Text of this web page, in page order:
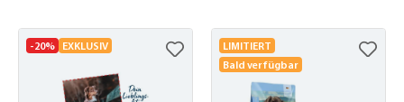
-20% EXKLUSIV
LIMITIERT
Bald verfügbar